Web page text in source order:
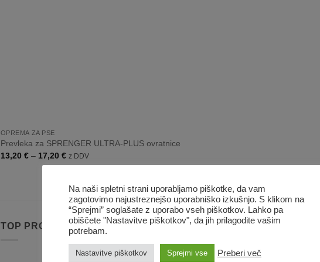
OPREMA ZA PSE
Prevleka za SPRENGER ULTRA-PLUS ovratnice
13,20 € – 17,20 €Cenovni
razpon:
do
17,20 €
z DDV
TOP PRODAJANO PREDLAGAMO
Na naši spletni strani uporabljamo piškotke, da vam
zagotovimo najustreznejšo uporabniško izkušnjo. S klikom na
“Sprejmi” soglašate z uporabo vseh piškotkov. Lahko pa
obiščete "Nastavitve piškotkov", da jih prilagodite vašim
potrebam.
Nastavitve piškotkov Sprejmi vse Preberi več